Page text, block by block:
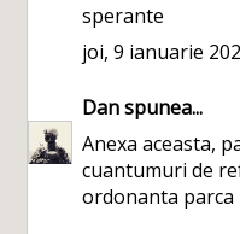
sperante
joi, 9 ianuarie
Danspunea...
Anexa aceasta,
cuantumuri de
ordonanta parca